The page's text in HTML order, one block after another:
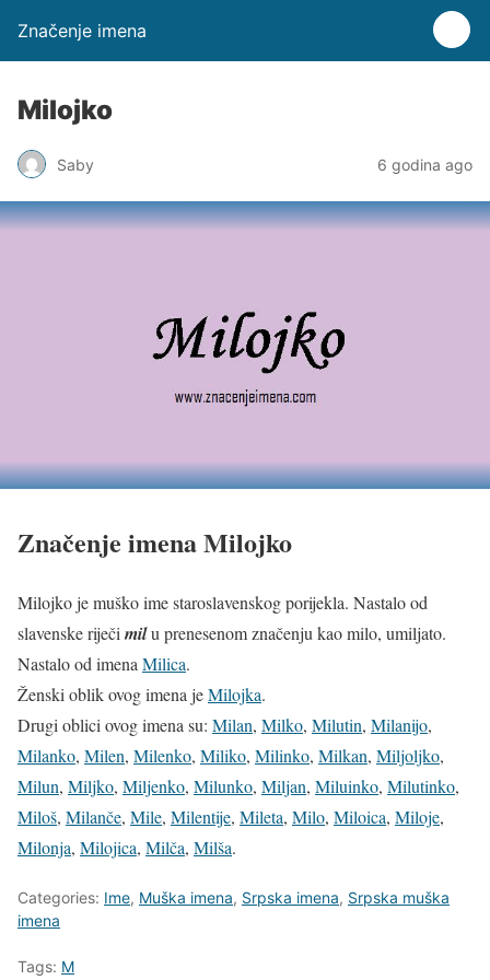
Značenje imena
Milojko
Saby 6 godina ago
Značenje imena Milojko
Milojko je muško ime staroslavenskog porijekla. Nastalo od
slavenske riječi milu prenesenom značenju kao milo, umiljato.
Nastalo od imena Milica.
Ženski oblik ovog imena jeMilojka.
Drugi oblici ovog imena su: Milan, Milko, Milutin, Milanijo,
Milanko, Milen, Milenko, Miliko, Milinko, Milkan, Miljoljko,
Milun, Miljko, Miljenko, Milunko, Miljan, Miluinko, Milutinko,
Miloš, Milanče, Mile, Milentije, Mileta, Milo, Miloica, Miloje,
Milonja, Milojica, Milča, Milša.
Categories: Ime, Muška imena, Srpska imena, Srpska muška
imena
Tags: M